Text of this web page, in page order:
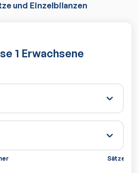
und Einzelbilanzen
1 Erwachsene
Sätze